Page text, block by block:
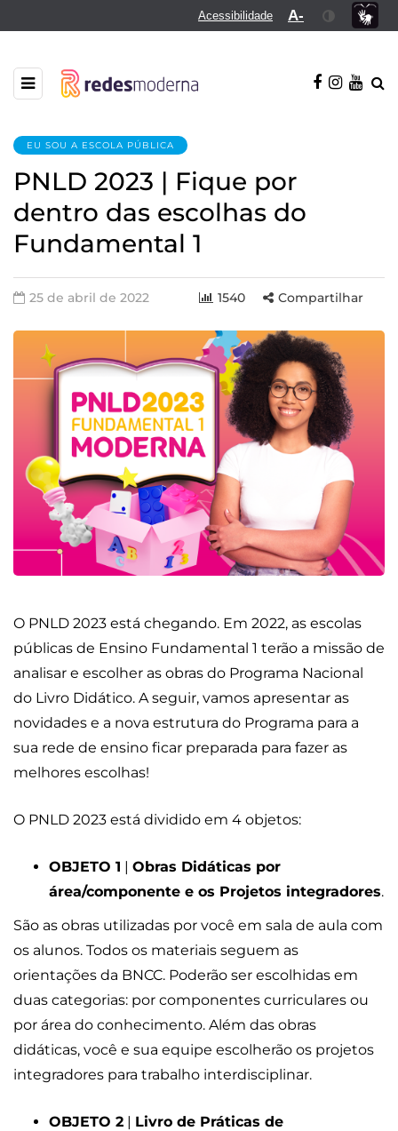
Acessibilidade A-
EU SOU A ESCOLA PÚBLICA
PNLD 2023 | Fique por
dentro das escolhas do
Fundamental 1
25 de abril de 2022 1540 Compartilhar
O PNLD 2023 está chegando. Em 2022, as escolas
públicas de Ensino Fundamental 1 terão a missão de
analisar e escolher as obras do Programa Nacional
do Livro Didático. A seguir, vamos apresentar as
novidades e a nova estrutura do Programa para a
sua rede de ensino ficar preparada para fazer as
melhores escolhas!
O PNLD 2023 está dividido em 4 objetos:
OBJETO 1 | Obras Didáticas por
área/componente e os Projetos integradores.
São as obras utilizadas por você em sala de aula com
os alunos. Todos os materiais seguem as
orientações da BNCC. Poderão ser escolhidas em
duas categorias: por componentes curriculares ou
por área do conhecimento. Além das obras
didáticas, você e sua equipe escolherão os projetos
integradores para trabalho interdisciplinar.
OBJETO 2 | Livro de Práticas de